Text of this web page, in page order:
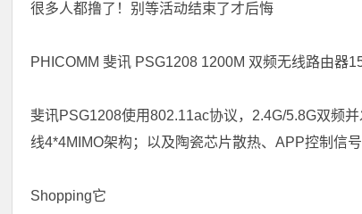
很多人都撸了！别等活动结束了才后悔
PHICOMM 斐讯 PSG1208 1200M 双频无线路由器
斐讯PSG1208使用802.11ac协议，2.4G/5.8G双频
线4*4MIMO架构；以及陶瓷芯片散热、APP控制信
Shopping它